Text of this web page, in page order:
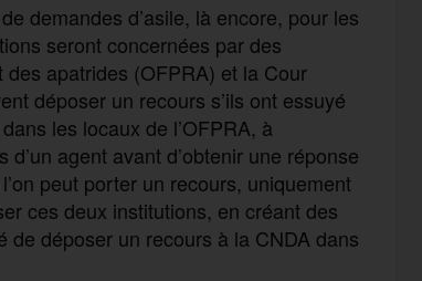
demandes d’asile, là encore, pour les
seront concernées par des
apatrides (OFPRA) et la Cour
déposer un recours s’ils ont essuyé
les locaux de l’OFPRA, à
agent avant d’obtenir une réponse
peut porter un recours, uniquement
ces deux institutions, en créant des
de déposer un recours à la CNDA dans